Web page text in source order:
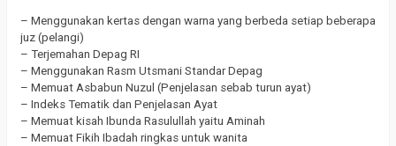
– Menggunakan kertas dengan warna yang berbeda setiap beberapa
juz (pelangi)
– Terjemahan Depag RI
– Menggunakan Rasm Utsmani Standar Depag
– Memuat Asbabun Nuzul (Penjelasan sebab turun ayat)
– Indeks Tematik dan Penjelasan Ayat
– Memuat kisah Ibunda Rasulullah yaitu Aminah
– Memuat Fikih Ibadah ringkas untuk wanita